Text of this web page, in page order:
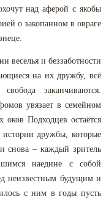
над аферой с якобы
о закопанном в овраге
веселья и беззаботности
на их дружбу, всё
заканчиваются.
увязает в семейном
Подходцев остаётся
дружбы, которые
снова – каждый зритель
наедине с собой
неизвестным будущим и
с ним в годы пусть